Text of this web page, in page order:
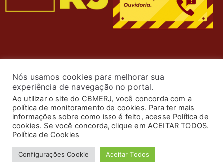
© 2024 Corpo de Bombeiros Militar do Estado do Rio de
Janeiro. Todos os Direitos Reservados. Desenvolvimento
porASTI.
Nós usamos cookies para melhorar sua
experiência de navegação no portal.
Ao utilizar o site do CBMERJ, você concorda com a
política de monitoramento de cookies. Para ter mais
informações sobre como isso é feito, acesse Política de
cookies. Se você concorda, clique em ACEITAR TODOS.
Política de Cookies
Configurações Cookie Aceitar Todos